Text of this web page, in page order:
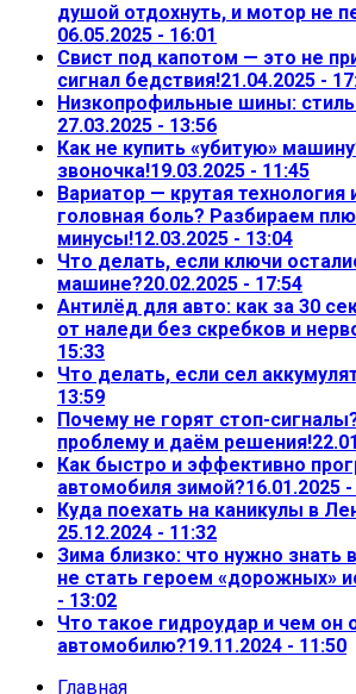
душой отдохнуть, и мотор не
06.05.2025 - 16:01
Свист под капотом — это не
сигнал бедствия!21.04.2025 -
Низкопрофильные шины: стиль
27.03.2025 - 13:56
Как не купить «убитую»
звоночка!19.03.2025 - 11:45
Вариатор — крутая технология
головная боль? Разбираем
минусы!12.03.2025 - 13:04
Что делать, если ключи
машине?20.02.2025 - 17:54
Антилёд для авто: как за 30
от наледи без скребков и
15:33
Что делать, если сел
13:59
Почему не горят стоп-
проблему и даём решения!
Как быстро и эффективно
автомобиля зимой?16.01.2025
Куда поехать на каникулы в
25.12.2024 - 11:32
Зима близко: что нужно знать
не стать героем «дорожных»
- 13:02
Что такое гидроудар и чем он
автомобилю?19.11.2024 - 11:50
Главная